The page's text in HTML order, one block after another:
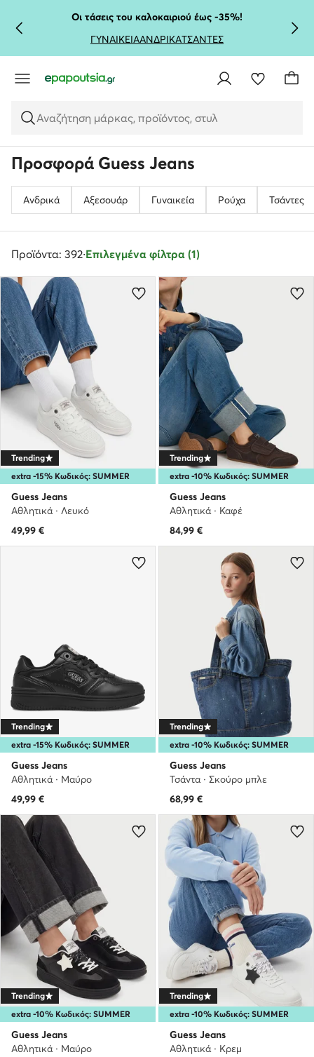
ΜΕΤΆΒΑΣΗ ΣΤΟ ΚΎΡΙΟ ΠΕΡΙΕΧΌΜΕΝΟ
ΜΕΤΆΒΑΣΗ ΣΤΗΝ ΑΝΑΖΉΤΗΣΗ
Οι τάσεις του καλοκαιριού έως -35%!
ΓΥΝΑΙΚΕΙΑΑΝΔΡΙΚΑΤΣΑΝΤΕΣ
Αναζήτηση μάρκας, προϊόντος, στυλ
Προσφορά Guess Jeans
Ανδρικά Αξεσουάρ Γυναικεία Ρούχα Τσάντες
Προϊόντα: 392·Επιλεγμένα φίλτρα (1)
extra -15% Κωδικός: SUMMER
Trending
Guess Jeans
Αθλητικά · Λευκό
49,99 €
extra -10% Κωδικός: SUMMER
Trending
Guess Jeans
Αθλητικά · Καφέ
84,99 €
extra -15% Κωδικός: SUMMER
Trending
Guess Jeans
Αθλητικά · Μαύρο
49,99 €
extra -10% Κωδικός: SUMMER
Trending
Guess Jeans
Τσάντα · Σκούρο μπλε
68,99 €
extra -10% Κωδικός: SUMMER
Trending
Guess Jeans
Αθλητικά · Μαύρο
extra -10% Κωδικός: SUMMER
Trending
Guess Jeans
Αθλητικά · Κρεμ